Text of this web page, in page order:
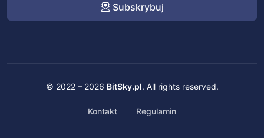
Subskrybuj
© 2022 – 2026 BitSky.pl. All rights reserved.
Kontakt Regulamin